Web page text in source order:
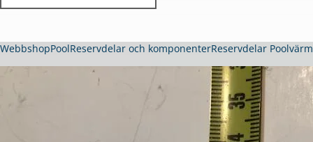
WebbshopPoolReservdelar och komponenterReservdelar